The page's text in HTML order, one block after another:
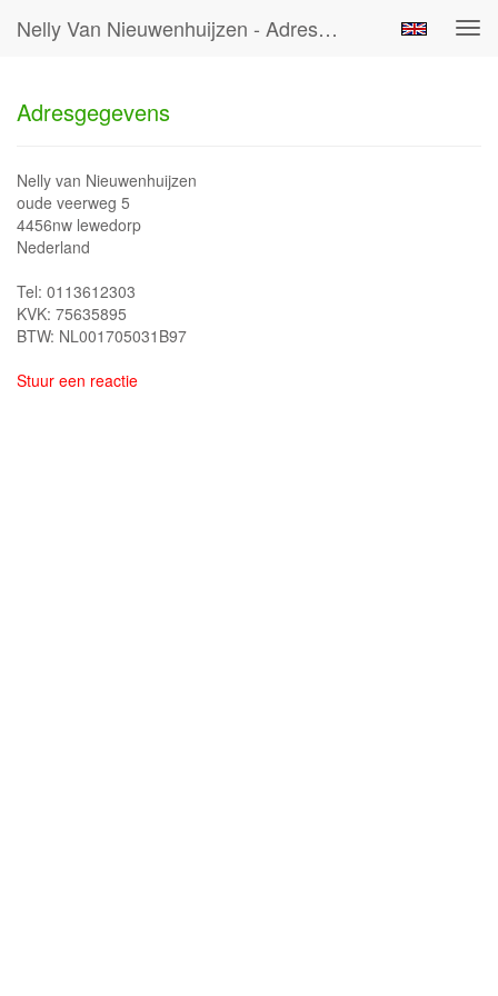
Nelly Van Nieuwenhuijzen - Adresgegevens
Adresgegevens
Nelly van Nieuwenhuijzen
oude veerweg 5
4456nw lewedorp
Nederland
Tel: 0113612303
KVK: 75635895
BTW: NL001705031B97
Stuur een reactie